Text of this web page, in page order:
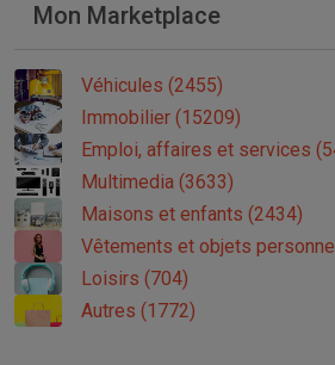
Mon Marketplace
Véhicules (2455)
Immobilier (15209)
Emploi, affaires et services
Multimedia (3633)
Maisons et enfants (2434)
Vêtements et objets
Loisirs (704)
Autres (1772)